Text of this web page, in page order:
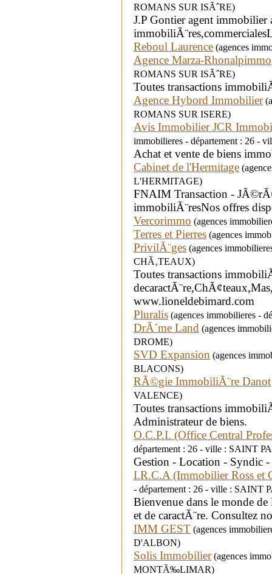
ROMANS SUR ISÃˆRE)
J.P Gontier agent
Reboul Laurence (agences
Agence Marza-Rhonalpimmo
ROMANS SUR ISÃˆRE)
Toutes transactions
Agence Hybord Immobilier
ROMANS SUR ISERE)
Avis Immobilier JCR
immobilieres - département : 26 -
Achat et vente de biens
Cabinet de l'Hermitage
L'HERMITAGE)
FNAIM Transaction -
immobiliÃ¨resNos offres
Vercorimmo (agences
Terres et Pierres (agences
PrivilÃ¨ges (agences
CHÃ‚TEAUX)
Toutes transactions
www.lioneldebimard.com
Pluralis (agences immobilieres -
DrÃ´me Land (agences
DROME)
SVD Expansion (agences
BLACONS)
RÃ©gie ImmobiliÃ¨re Danot
VALENCE)
Toutes transactions
Administrateur de biens.
O.C.P.I. (Office Central
département : 26 - ville : SAINT
Gestion - Location - Syndic -
I.R.C.A (Immobilier Ross et
- département : 26 - ville : SAINT
Bienvenue dans le monde
et de caractÃ¨re. Consultez
IMM GEST (agences
D'ALBON)
Solis Immobilier(agences
MONTÃ‰LIMAR)